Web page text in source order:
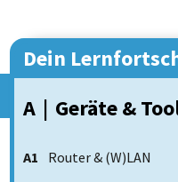
Dein
A | Geräte &
A1
Router & (W)LAN